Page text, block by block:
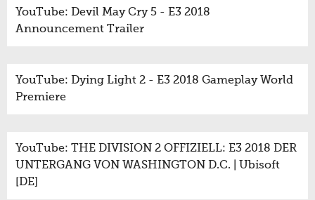
YouTube: Devil May Cry 5 - E3 2018
Announcement Trailer
YouTube: Dying Light 2 - E3 2018 Gameplay World
Premiere
YouTube: THE DIVISION 2 OFFIZIELL: E3 2018 DER
UNTERGANG VON WASHINGTON D.C. | Ubisoft
[DE]